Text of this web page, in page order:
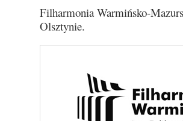
Filharmonia Warmińsko-
Olsztynie.